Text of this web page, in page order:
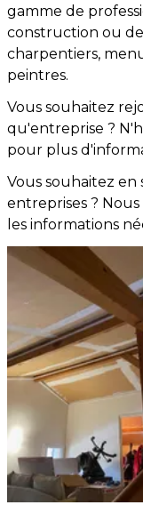
gamme de
construction ou
charpentiers,
peintres.
Vous souhaitez
qu'entreprise ?
pour plus
Vous souhaitez en
entreprises ?
les informations